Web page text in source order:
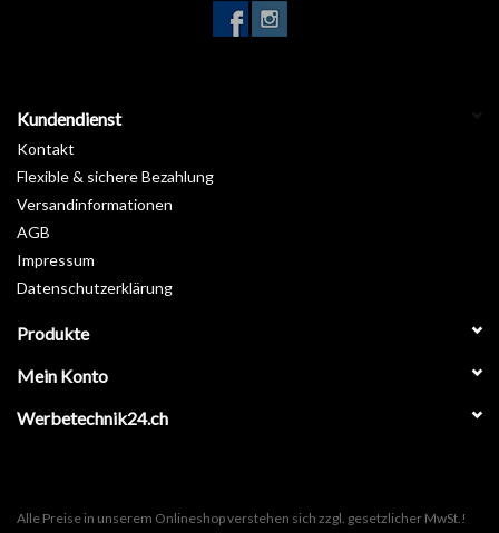
Kundendienst
Kontakt
Flexible & sichere Bezahlung
Versandinformationen
AGB
Impressum
Datenschutzerklärung
Produkte
Mein Konto
Werbetechnik24.ch
Alle Preise in unserem Onlineshop verstehen sich zzgl. gesetzlicher MwSt.!